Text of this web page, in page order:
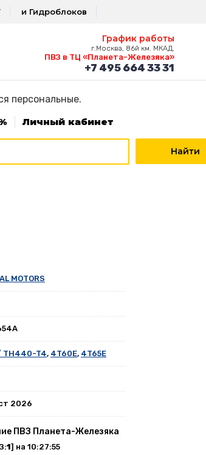
и Гидроблоков
График работы
г.Москва, 86й км. МКАД,
ПВЗ в ТЦ «Планета-Железяка»
+7 495 664 33 31
персональные.
Личный кабинет
MOTORS
TH440-T4, 4T60E, 4T65E
2026
ПВЗ Планета-Железяка
1] на 10:27:55